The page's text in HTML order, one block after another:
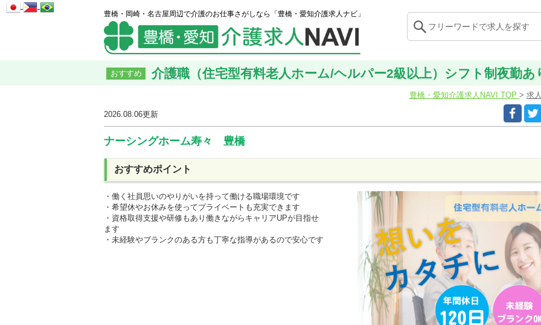
豊橋・岡崎・名古屋周辺で介護のお仕事さがしなら「豊橋・愛知介護求人ナビ」
おすすめ 介護職（住宅型有料老人ホーム/ヘルパー2級以上）シフト制夜勤あ
豊橋・愛知介護求人NAVI TOP 求人
2026.08.06更新
ナーシングホーム寿々 豊橋
おすすめポイント
・働く社員思いのやりがいを持って働ける職場環境です
・希望休やお休みを使ってプライベートも充実できます
・資格取得支援や研修もあり働きながらキャリアUPが目指せ
ます
・未経験やブランクのある方も丁寧な指導があるので安心です